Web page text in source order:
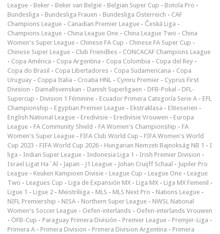
League - Beker - Beker van België - Belgian Super Cup - Botola Pro -
Bundesliga - Bundesliga Frauen - Bundesliga Österreich - CAF
Champions League - Canadian Premier League - Česká Liga -
Champions League - China League One - China League Two - China
Women's Super League - Chinese FA Cup - Chinese FA Super Cup -
Chinese Super League - Club Friendlies - CONCACAF Champions League
- Copa América - Copa Argentina - Copa Colombia - Copa del Rey -
Copa do Brasil - Copa Libertadores - Copa Sudamericana - Copa
Uruguay - Coppa Italia - Croatia HNL - Cymru Premier - Cyprus First
Division - Damallsvenskan - Danish Superligaen - DFB-Pokal - DFL-
Supercup - Division 1 Féminine - Ecuador Primera Categoría Serie A - EFL
Championship - Egyptian Premier League - Ekstraklasa - Eliteserien -
English National League - Eredivisie - Eredivisie Vrouwen - Europa
League - FA Community Shield - FA Women's Championship - FA
Women's Super League - FIFA Club World Cup - FIFA Women's World
Cup 2023 - FIFA World Cup 2026 - Hungarian Nemzeti Bajnokság NB 1 - I
liga - Indian Super League - Indonesia Liga 1 - Irish Premier Division -
Israel Ligat Ha`Al - Japan - J1 League - Johan Cruijff Schaal - Jupiler Pro
League - Keuken Kampioen Divisie - League Cup - League One - League
Two - Leagues Cup - Liga de Expansión MX - Liga MX - Liga MX Femenil -
Ligue 1 - Ligue 2 - Meistriliiga - MLS - MLS Next Pro - Nations League -
NIFL Premiership - NISA - Northern Super League - NWSL National
Women's Soccer League - Oefen-interlands - Oefen-interlands Vrouwen
- ÖFB-Cup - Paraguay Primera División - Premier League - Premjer-Liga -
Primera A - Primera Division - Primera Division Argentina - Primera